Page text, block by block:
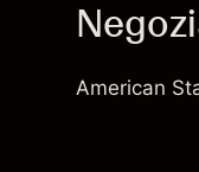
American